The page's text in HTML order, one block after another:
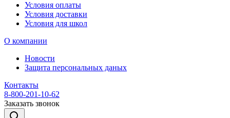
Условия оплаты
Условия доставки
Условия для школ
О компании
Новости
Защита персональных даных
Контакты
8-800-201-10-62
Заказать звонок